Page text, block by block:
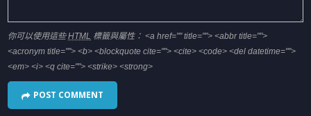
你可以使用這些HTML 標籤與屬性：<a href="" title=""> <abbr title="">
<acronym title=""> <b> <blockquote cite=""> <cite> <code> <del datetime="">
<em> <i> <q cite=""> <strike> <strong>